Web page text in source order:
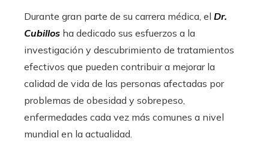
Durante gran parte de su carrera médica, el Dr.
Cubillos ha dedicado sus esfuerzos a la
investigación y descubrimiento de tratamientos
efectivos que pueden contribuir a mejorar la
calidad de vida de las personas afectadas por
problemas de obesidad y sobrepeso,
enfermedades cada vez más comunes a nivel
mundial en la actualidad.